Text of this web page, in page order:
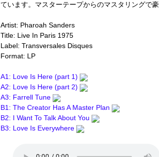
ています。マスターテープからのマスタリングで豪
Artist: Pharoah Sanders
Title: Live In Paris 1975
Label: Transversales Disques
Format: LP
A1: Love Is Here (part 1)
A2: Love Is Here (part 2)
A3: Farrell Tune
B1: The Creator Has A Master Plan
B2: I Want To Talk About You
B3: Love Is Everywhere